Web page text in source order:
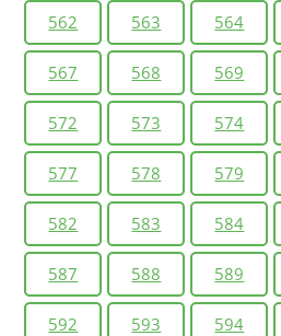
562 563 564
567 568 569
572 573 574
577 578 579
582 583 584
587 588 589
592 593 594